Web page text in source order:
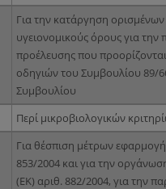
Για την κατάργηση
υγειονομικούς όρους για
προέλευσης που
οδηγιών του Συμβουλίου 89/
Συμβουλίου
Περί μικροβιολογικών
Για θέσπιση μέτρων
853/2004 και για την
(ΕΚ) αριθ. 882/2004, για την